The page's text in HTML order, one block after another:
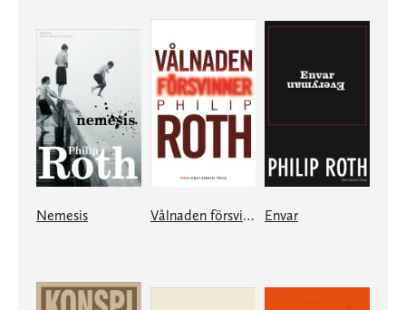
Nemesis Vålnaden försvinner Envar